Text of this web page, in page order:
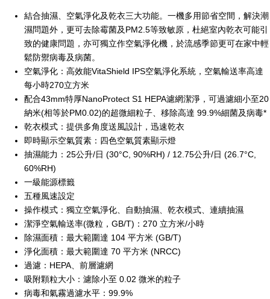
結合抽濕、空氣淨化及乾衣三大功能。一機多用節省空間，解決潮
濕問題外，更可去除霉菌及PM2.5等致敏原，杜絕室內乾衣可能引
致的健康問題，亦可獨立作空氣淨化機，於流感季節更可在家中輕
鬆防禦病毒及病菌。
空氣淨化：高效能VitaShield IPS空氣淨化系統，空氣輸送率高達
每小時270立方米
配合43mm特厚NanoProtect S1 HEPA濾網潔淨，可過濾細小至20
納米(相等於PM0.02)的超微細粒子、移除高達 99.9%細菌及病毒*
乾衣模式：提供多角度送風設計，迅速乾衣
即時顯示空氣質素：四色空氣質素顯示燈
抽濕能力：25公升/日 (30°C, 90%RH) / 12.75公升/日 (26.7°C,
60%RH)
一級能源標籤
五種風速設定
操作模式：獨立空氣淨化、自動抽濕、乾衣模式、連續抽濕
潔淨空氣輸送率(微粒，GB/T)：270 立方米/小時
除濕面積：最大範圍達 104 平方米 (GB/T)
淨化面積：最大範圍達 70 平方米 (NRCC)
過濾：HEPA、前層濾網
吸附顆粒大小：濾除小至 0.02 微米的粒子
病毒和氣霧過濾水平：99.9%